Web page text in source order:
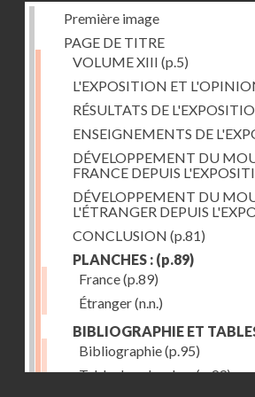
Première image
PAGE DE TITRE
VOLUME XIII (p.5)
L'EXPOSITION ET
RÉSULTATS DE
ENSEIGNEMENTS DE
DÉVELOPPEMENT DU
FRANCE DEPUIS
DÉVELOPPEMENT DU
L'ÉTRANGER DEPUIS
CONCLUSION (p.81)
PLANCHES : (p.89)
France(p.89)
Étranger(n.n.)
BIBLIOGRAPHIE ET
Bibliographie(p.95)
Table des planches(p.99)